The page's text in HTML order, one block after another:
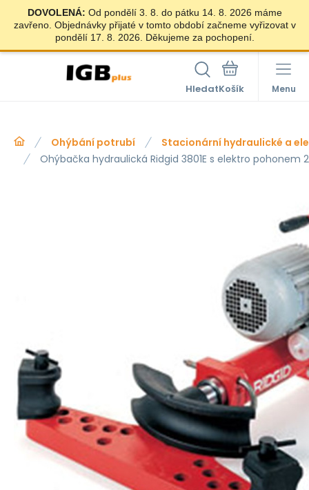
DOVOLENÁ: Od pondělí 3. 8. do pátku 14. 8. 2026 máme
zavřeno. Objednávky přijaté v tomto období začneme vyřizovat v
pondělí 17. 8. 2026. Děkujeme za pochopení.
Hledat Menu
Ohýbání potrubí
Stacionární hydraulické a
Ohýbačka hydraulická Ridgid 3801E s elektro pohonem